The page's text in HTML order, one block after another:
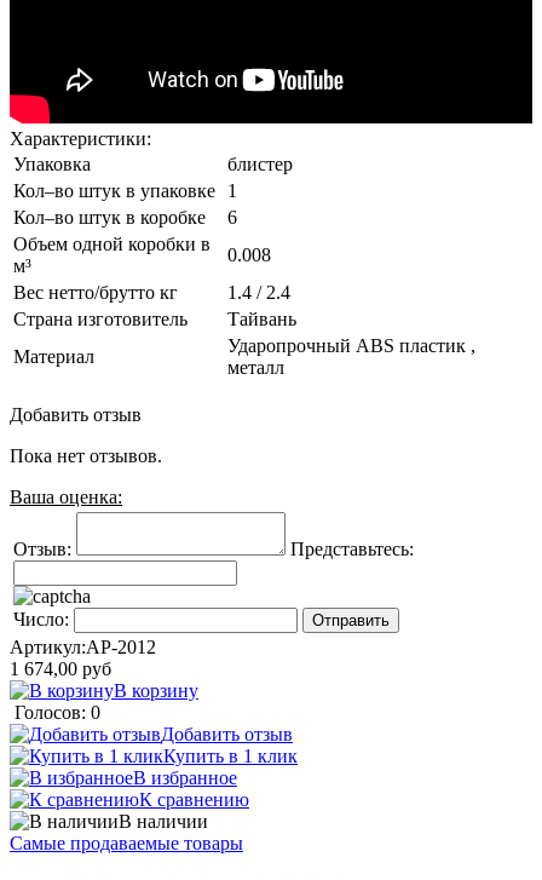
Характеристики:
Упаковка
блистер
Кол–во штук в упаковке
1
Кол–во штук в коробке
6
Объем одной коробки в
м³
0.008
Вес нетто/брутто кг
1.4 / 2.4
Страна изготовитель
Тайвань
Материал
Ударопрочный ABS пластик ,
металл
Добавить отзыв
Пока нет отзывов.
Ваша оценка:
Отзыв: Представьтесь:
Число:
Артикул:AP-2012
1 674,00 руб
В корзину
Голосов: 0
Добавить отзыв
Купить в 1 клик
В избранное
К сравнению
В наличии
Самые продаваемые товары